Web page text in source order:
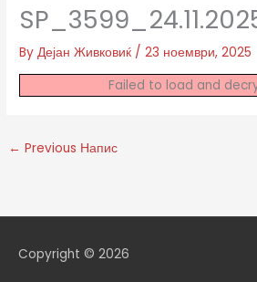
ByДејан Живковиќ /23 ноември, 2025
Failed to load and
← Previous Напис
Copyright © 2026